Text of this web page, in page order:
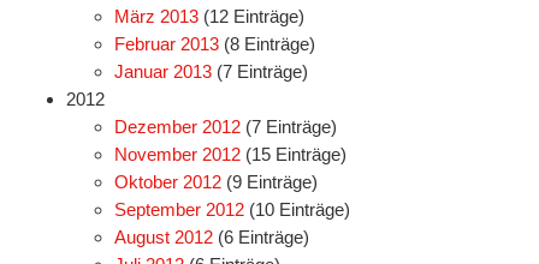
März 2013 (12 Einträge)
Februar 2013 (8 Einträge)
Januar 2013 (7 Einträge)
2012
Dezember 2012 (7 Einträge)
November 2012 (15 Einträge)
Oktober 2012 (9 Einträge)
September 2012 (10 Einträge)
August 2012 (6 Einträge)